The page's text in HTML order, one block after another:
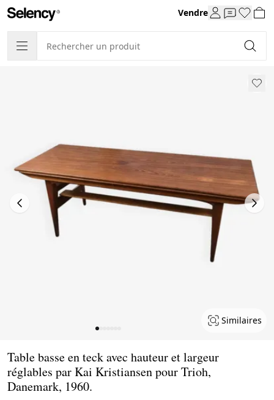
Vendre
Similaires
Table basse en teck avec hauteur et largeur
réglables par Kai Kristiansen pour Trioh,
Danemark, 1960.